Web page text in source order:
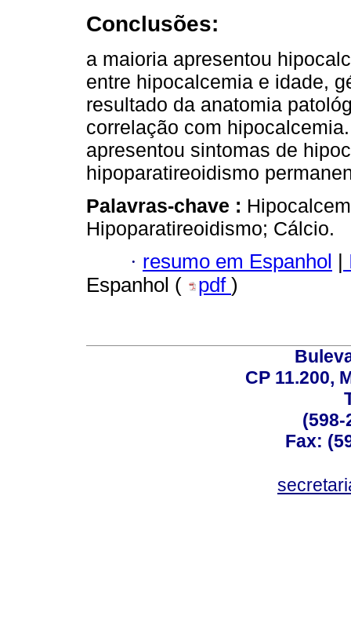
Conclusões:
a maioria apresentou
entre hipocalcemia e idade,
resultado da anatomia
correlação com
apresentou sintomas de
hipoparatireoidismo
Palavras-chave :
Hipoparatireoidismo; Cálcio.
· resumo em Espanhol
Espanhol (
pdf )
CP 11.200,
(598-
Fax: